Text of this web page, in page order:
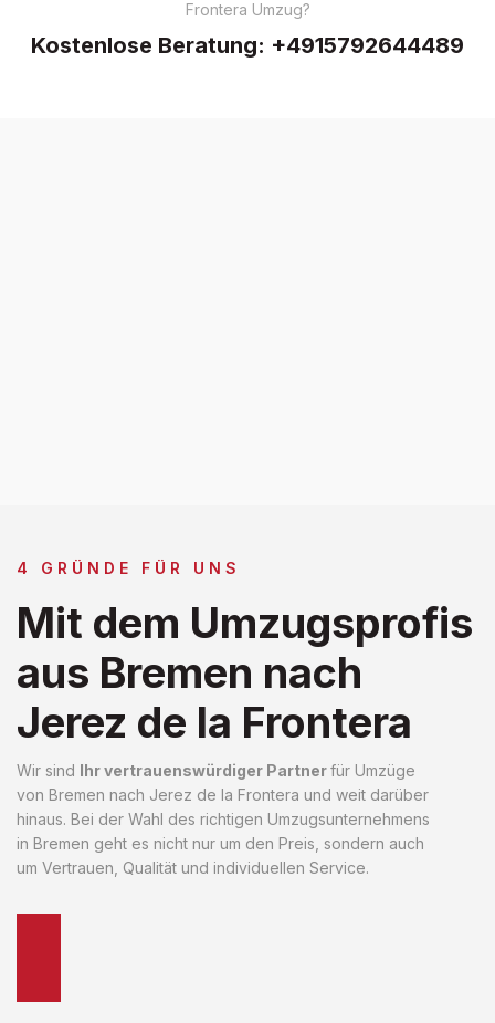
Frontera Umzug?
Kostenlose Beratung: +4915792644489
4 GRÜNDE FÜR UNS
Mit dem Umzugsprofis
aus Bremen nach
Jerez de la Frontera
Wir sind Ihr vertrauenswürdiger Partnerfür Umzüge
von Bremen nach Jerez de la Frontera und weit darüber
hinaus. Bei der Wahl des richtigen Umzugsunternehmens
in Bremen geht es nicht nur um den Preis, sondern auch
um Vertrauen, Qualität und individuellen Service.